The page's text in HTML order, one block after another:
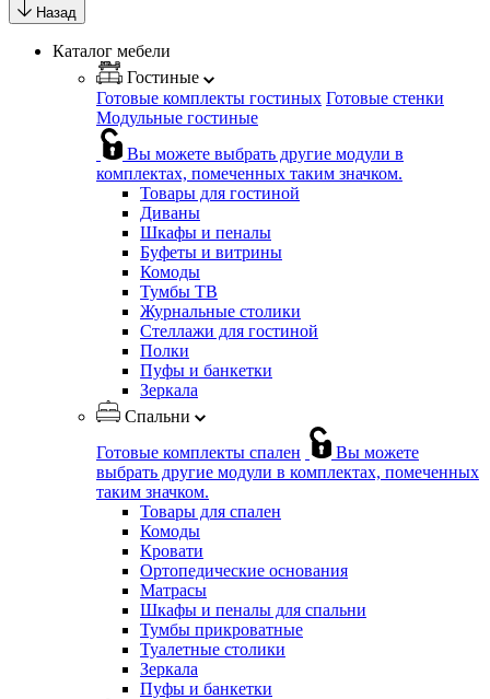
Назад
Каталог мебели
Гостиные
Готовые комплекты гостиных Готовые стенки
Модульные гостиные
Вы можете выбрать другие модули в
комплектах, помеченных таким значком.
Товары для гостиной
Диваны
Шкафы и пеналы
Буфеты и витрины
Комоды
Тумбы ТВ
Журнальные столики
Стеллажи для гостиной
Полки
Пуфы и банкетки
Зеркала
Спальни
Готовые комплекты спален
Вы можете
выбрать другие модули в комплектах, помеченных
таким значком.
Товары для спален
Комоды
Кровати
Ортопедические основания
Матрасы
Шкафы и пеналы для спальни
Тумбы прикроватные
Туалетные столики
Зеркала
Пуфы и банкетки